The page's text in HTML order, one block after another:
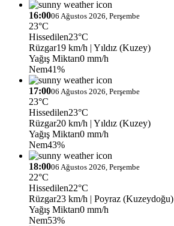
16:0006 Ağustos 2026, Perşembe
23°C
Hissedilen23°C
Rüzgar19 km/h | Yıldız (Kuzey)
Yağış Miktarı0 mm/h
Nem41%
17:0006 Ağustos 2026, Perşembe
23°C
Hissedilen23°C
Rüzgar20 km/h | Yıldız (Kuzey)
Yağış Miktarı0 mm/h
Nem43%
18:0006 Ağustos 2026, Perşembe
22°C
Hissedilen22°C
Rüzgar23 km/h | Poyraz (Kuzeydoğu)
Yağış Miktarı0 mm/h
Nem53%